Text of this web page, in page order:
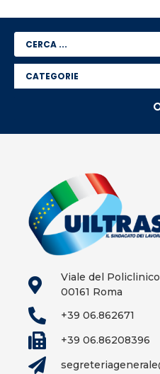
Viale del Policlinico,
00161 Roma
+39 06.862671
+39 06.86208396